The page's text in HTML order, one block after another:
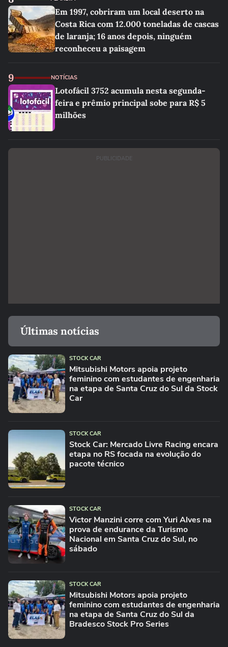
Em 1997, cobriram um local deserto na
Costa Rica com 12.000 toneladas de cascas
de laranja; 16 anos depois, ninguém
reconheceu a paisagem
9 NOTÍCIAS
Lotofácil 3752 acumula nesta segunda-
feira e prêmio principal sobe para R$ 5
milhões
PUBLICIDADE
Últimas notícias
STOCK CAR
Mitsubishi Motors apoia projeto
feminino com estudantes de engenharia
na etapa de Santa Cruz do Sul da Stock
Car
STOCK CAR
Stock Car: Mercado Livre Racing encara
etapa no RS focada na evolução do
pacote técnico
STOCK CAR
Victor Manzini corre com Yuri Alves na
prova de endurance da Turismo
Nacional em Santa Cruz do Sul, no
sábado
STOCK CAR
Mitsubishi Motors apoia projeto
feminino com estudantes de engenharia
na etapa de Santa Cruz do Sul da
Bradesco Stock Pro Series